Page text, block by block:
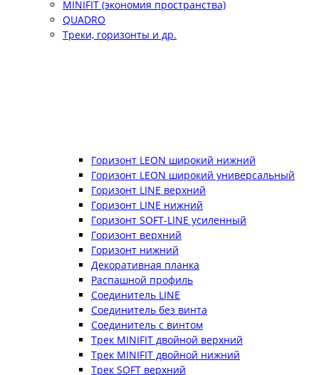
MINIFIT (экономия пространства)
QUADRO
Треки, горизонты и др.
Горизонт LEON широкий нижний
Горизонт LEON широкий универсальный
Горизонт LINE верхний
Горизонт LINE нижний
Горизонт SOFT-LINE усиленный
Горизонт верхний
Горизонт нижний
Декоративная планка
Распашной профиль
Соединитель LINE
Соединитель без винта
Соединитель с винтом
Трек MINIFIT двойной верхний
Трек MINIFIT двойной нижний
Трек SOFT верхний